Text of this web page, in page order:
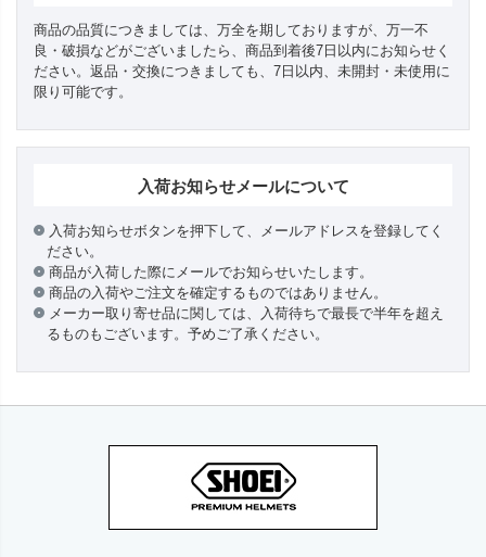
商品の品質につきましては、万全を期しておりますが、万一不
良・破損などがございましたら、商品到着後7日以内にお知らせく
ださい。返品・交換につきましても、7日以内、未開封・未使用に
限り可能です。
入荷お知らせメールについて
入荷お知らせボタンを押下して、メールアドレスを登録してく
ださい。
商品が入荷した際にメールでお知らせいたします。
商品の入荷やご注文を確定するものではありません。
メーカー取り寄せ品に関しては、入荷待ちで最長で半年を超え
るものもございます。予めご了承ください。